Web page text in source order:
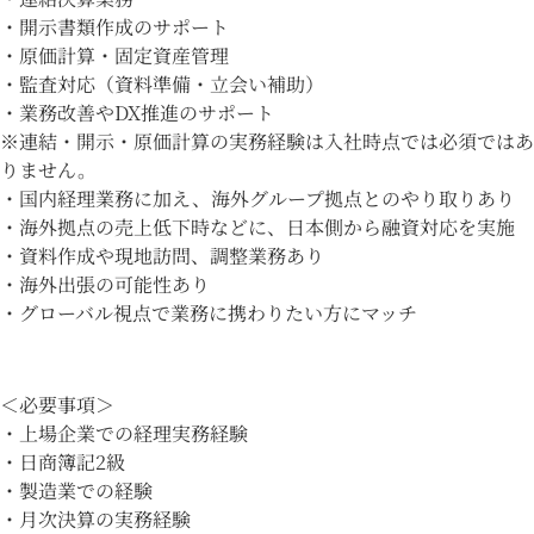
・開示書類作成のサポート
・原価計算・固定資産管理
・監査対応（資料準備・立会い補助）
・業務改善やDX推進のサポート
※連結・開示・原価計算の実務経験は入社時点では必須ではあ
りません。
・国内経理業務に加え、海外グループ拠点とのやり取りあり
・海外拠点の売上低下時などに、日本側から融資対応を実施
・資料作成や現地訪問、調整業務あり
・海外出張の可能性あり
・グローバル視点で業務に携わりたい方にマッチ
＜必要事項＞
・上場企業での経理実務経験
・日商簿記2級
・製造業での経験
・月次決算の実務経験